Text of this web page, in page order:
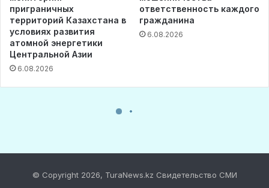
© Copyright 2026, TuraNews.kz Свидетельство СМИ